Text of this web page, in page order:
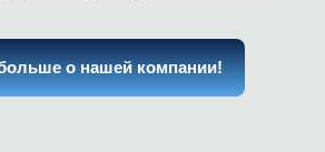
о нашей компании!